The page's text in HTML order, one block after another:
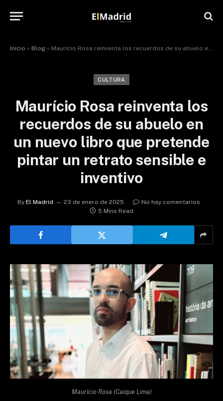
Início » Blog » Maurício Rosa reinventa los recuerdos de su abuelo en un nuevo libro que pretende pintar un retrato sensible e inventivo
CULTURA
Maurício Rosa reinventa los
recuerdos de su abuelo en
un nuevo libro que pretende
pintar un retrato sensible e
inventivo
By El Madrid 23 de enero de 2025
No hay comentarios
5 Mins Read
Maurício Rosa (Caique Lima)